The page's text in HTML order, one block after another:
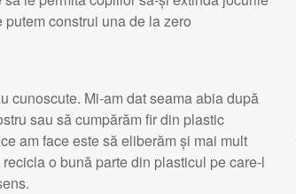
construi una de la zero
cunoscute. Mi-am dat seama abia după
sau să cumpărăm fir din plastic
am face este să eliberăm și mai mult
o bună parte din plasticul pe care-l